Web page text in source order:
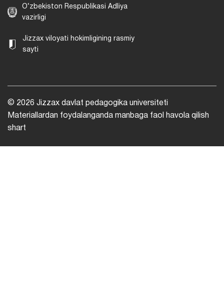
O‘zbekiston Respublikasi Adliya
vazirligi
Jizzax viloyati hokimligining rasmiy
sayti
© 2026 Jizzax davlat pedagogika universiteti
Materiallardan foydalanganda manbaga faol havola qilish
shart